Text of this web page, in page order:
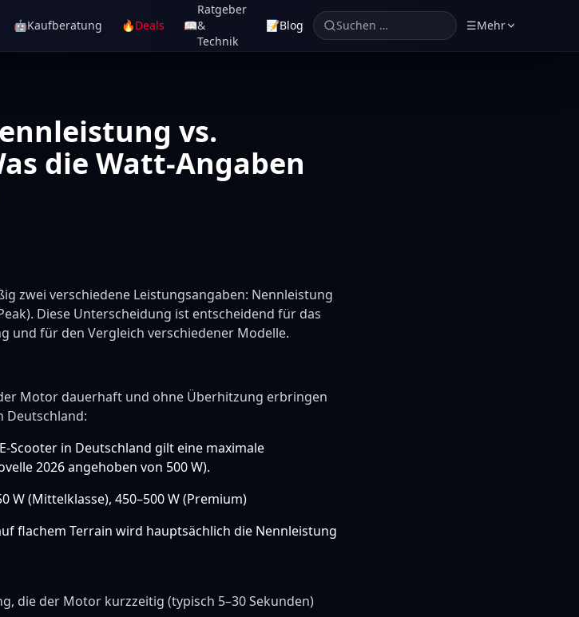
🤖Kaufberatung 🔥Deals 📖
Ratgeber
&
Technik
📝Blog Suchen … ☰Mehr
vs.
die Watt-Angaben
zwei verschiedene Leistungsangaben: Nennleistung
Diese Unterscheidung ist entscheidend für das
und für den Vergleich verschiedener Modelle.
Motor dauerhaft und ohne Überhitzung erbringen
Deutschland:
Scooter in Deutschland gilt eine maximale
2026 angehoben von 500 W).
W (Mittelklasse), 450–500 W (Premium)
flachem Terrain wird hauptsächlich die Nennleistung
die der Motor kurzzeitig (typisch 5–30 Sekunden)